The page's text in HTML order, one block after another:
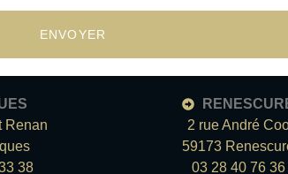
ENVOYER
Renan
38
2 rue André
59173
03 28 40 76 36